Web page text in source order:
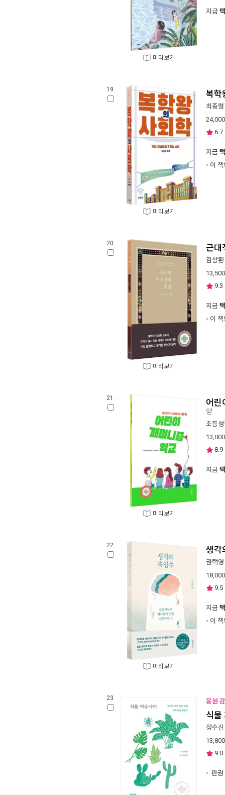
미리보기
지금
19.
미리보기
복학
최종렬
24,000
6.7
지금
이
20.
미리보기
근대
김상환
13,500
9.3
지금
이
21.
미리보기
어린
양
초등
13,000
8.9
지금
22.
미리보기
생각
권택영
18,000
9.5
지금
이
23. 응원
식물
정수진
13,800
9.0
판권